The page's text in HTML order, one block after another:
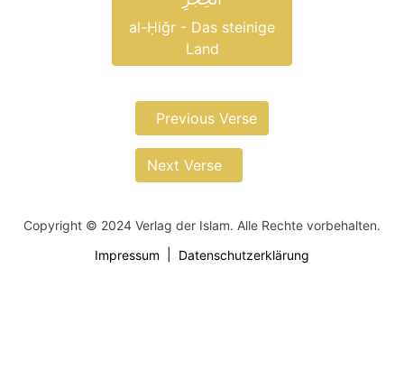
al-Ḥiǧr - Das steinige
Land
Previous Verse
Next Verse
Copyright © 2024 Verlag der Islam. Alle Rechte vorbehalten.
Impressum
Datenschutzerklärung